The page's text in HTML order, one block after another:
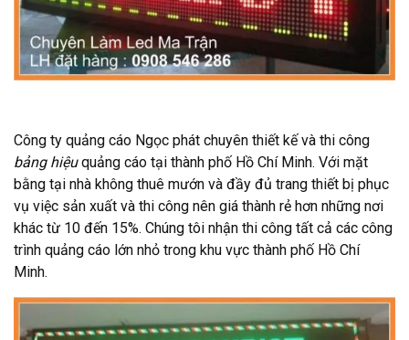
Công ty quảng cáo Ngọc phát chuyên thiết kế và thi công
bảng hiệuquảng cáo tại thành phố Hồ Chí Minh. Với mặt
bằng tại nhà không thuê mướn và đầy đủ trang thiết bị phục
vụ việc sản xuất và thi công nên giá thành rẻ hơn những nơi
khác từ 10 đến 15%. Chúng tôi nhận thi công tất cả các công
trình quảng cáo lớn nhỏ trong khu vực thành phố Hồ Chí
Minh.